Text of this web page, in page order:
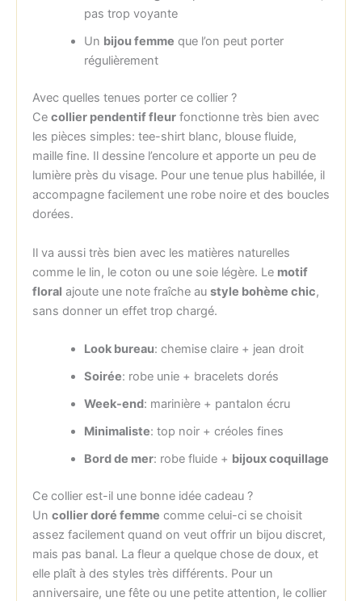
pas trop voyante
Un bijou femme que l’on peut porter
régulièrement
Avec quelles tenues porter ce collier ?
Ce collier pendentif fleurfonctionne très bien avec
les pièces simples: tee-shirt blanc, blouse fluide,
maille fine. Il dessine l’encolure et apporte un peu de
lumière près du visage. Pour une tenue plus habillée, il
accompagne facilement une robe noire et des boucles
dorées.
Il va aussi très bien avec les matières naturelles
comme le lin, le coton ou une soie légère. Le motif
floral ajoute une note fraîche au style bohème chic,
sans donner un effet trop chargé.
Look bureau: chemise claire + jean droit
Soirée: robe unie + bracelets dorés
Week-end: marinière + pantalon écru
Minimaliste: top noir + créoles fines
Bord de mer: robe fluide + bijoux coquillage
Ce collier est-il une bonne idée cadeau ?
Un collier doré femme comme celui-ci se choisit
assez facilement quand on veut offrir un bijou discret,
mais pas banal. La fleur a quelque chose de doux, et
elle plaît à des styles très différents. Pour un
anniversaire, une fête ou une petite attention, le collier